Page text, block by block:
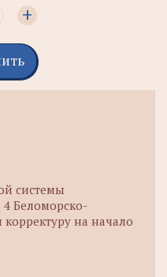
+
системы
Беломорско-
на начало